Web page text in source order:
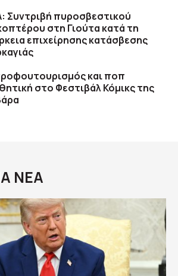
Συντριβή πυροσβεστικού
στη Γιούτα κατά τη
επιχείρησης κατάσβεσης
και ποπ
στο Φεστιβάλ Κόμικς της
ΝΕΑ